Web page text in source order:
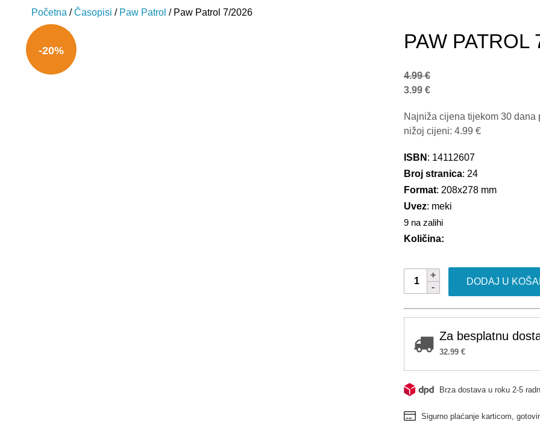
Početna /Časopisi / Paw Patrol / Paw Patrol 7/2026
-20% PAW PATROL
3.99€
4.99€
Najniža cijena tijekom 30
nižoj cijeni:4.99€
ISBN : 14112607
Broj stranica: 24
Format: 208x278 mm
Uvez: meki
9 na zalihi
Količina:
Paw
količina
DODAJ U
Za besplatnu
32.99€
Brza dostava u roku 2-5
Sigurno plaćanje karticom,